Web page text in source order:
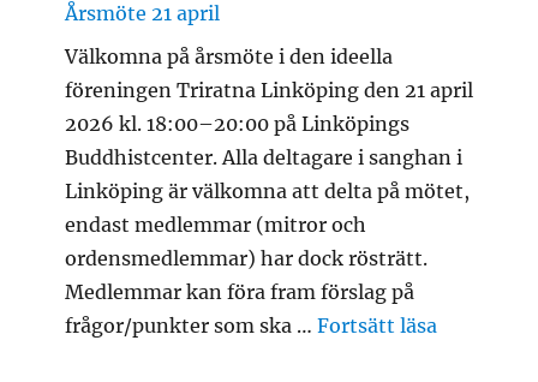
Årsmöte 21 april
Välkomna på årsmöte i den ideella
föreningen Triratna Linköping den 21 april
2026 kl. 18:00–20:00 på Linköpings
Buddhistcenter. Alla deltagare i sanghan i
Linköping är välkomna att delta på mötet,
endast medlemmar (mitror och
ordensmedlemmar) har dock rösträtt.
Medlemmar kan föra fram förslag på
frågor/punkter som ska …Fortsätt läsa